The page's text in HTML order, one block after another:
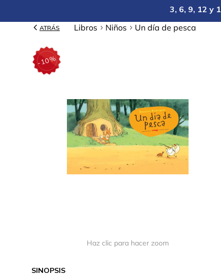
3, 6, 9, 12 y
ATRÁS Libros Niños Un día de pesca
-10%
Haz clic para hacer zoom
SINOPSIS